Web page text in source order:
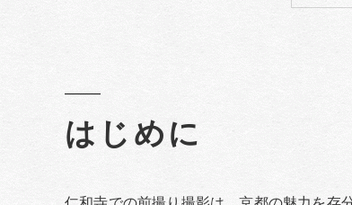
はじめに